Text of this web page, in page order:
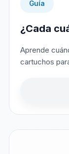
Guía
¿Cada
Aprende
cartuchos